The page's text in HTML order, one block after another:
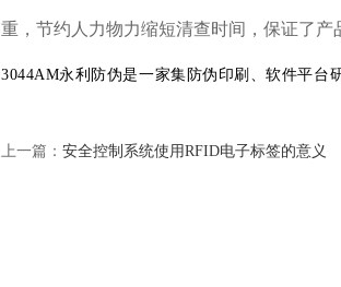
重，节约人力物力缩短清查时间，保证了产
3044AM永利防伪是一家集防伪印刷、软件平台
上一篇： 安全控制系统使用RFID电子标签的意义